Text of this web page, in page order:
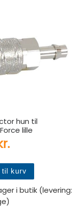
hun til
lille
til kurv
i butik (levering: